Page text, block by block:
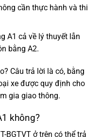
cần thực hành và thi
A1 cả về lý thuyết lẫn
bằng A2.
Câu trả lời là có, bằng
xe được quy định cho
gia giao thông.
không?
BGTVT ở trên có thể trả